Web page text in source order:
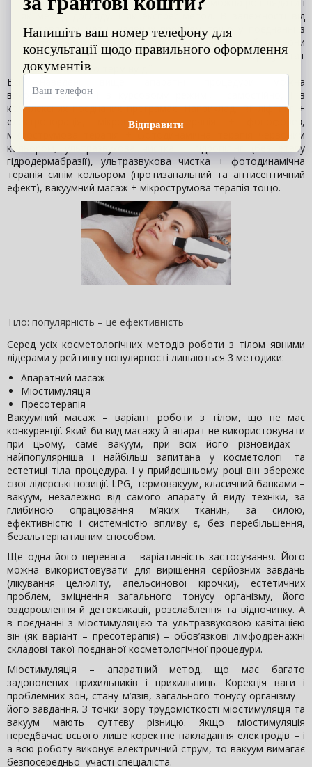
як метод догляду, і як експрес-метод. В залежності від
поставленої мети, наявних проблем тощо у поєднанні з
професійними якісними косметологічними засобами вони
демонструють красивий яскравий результат
пролонгованого терміну дії
Всі наведені вище апаратні процедури можна
використовувати і в курсовому режимі, і самостійно, і в
комплексних поєднаних програмах. Наприклад, RF-ліфтинг +
електропорація, мікрострумова терапія + фонофорез,
мікрострумова терапія + фотодинамічна терапія червоним
кольором, ультразвукова чистка + гідропілінг (без етапу
гідродермабразії), ультразвукова чистка + фотодинамічна
терапія синім кольором (протизапальний та антисептичний
ефект), вакуумний масаж + мікрострумова терапія тощо.
Тіло: популярність – це ефективність
Серед усіх косметологічних методів роботи з тілом явними
лідерами у рейтингу популярності лишаються 3 методики:
Апаратний масаж
Міостимуляція
Пресотерапія
Вакуумний масаж – варіант роботи з тілом, що не має
конкуренції. Який би вид масажу й апарат не використовувати
при цьому, саме вакуум, при всіх його різновидах –
найпопулярніша і найбільш запитана у косметології та
естетиці тіла процедура. І у прийдешньому році він збереже
свої лідерські позиції. LPG, термовакуум, класичний банками –
вакуум, незалежно від самого апарату й виду техніки, за
глибиною опрацювання м’яких тканин, за силою,
ефективністю і системністю впливу є, без перебільшення,
безальтернативним способом.
Ще одна його перевага – варіативність застосування. Його
можна використовувати для вирішення серйозних завдань
(лікування целюліту, апельсинової кірочки), естетичних
проблем, зміцнення загального тонусу організму, його
оздоровлення й детоксикації, розслаблення та відпочинку. А
в поєднанні з міостимуляцією та ультразвуковою кавітацією
він (як варіант – пресотерапія) – обов’язкові лімфодренажні
складові такої поєднаної косметологічної процедури.
Міостимуляція – апаратний метод, що має багато
задоволених прихильників і прихильниць. Корекція ваги і
проблемних зон, стану м’язів, загального тонусу організму –
його завдання. З точки зору трудомісткості міостимуляція та
вакуум мають суттєву різницю. Якщо міостимуляція
передбачає всього лише коректне накладання електродів – і
а всю роботу виконує електричний струм, то вакуум вимагає
безпосередньої участі спеціаліста.